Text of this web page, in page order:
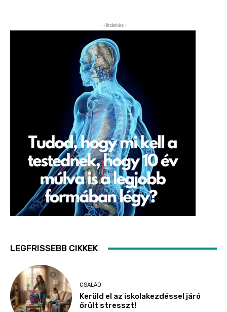
- Hirdetés -
LEGFRISSEBB CIKKEK
CSALÁD
Kerüld el az iskolakezdéssel járó
őrült stresszt!